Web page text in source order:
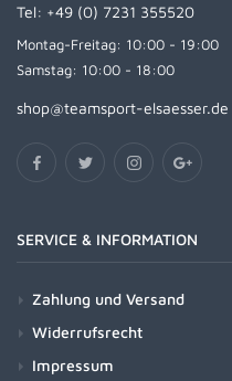
Tel: +49 (0) 7231 355520
Montag-Freitag: 10:00 - 19:00
Samstag: 10:00 - 18:00
shop@teamsport-elsaesser.de
SERVICE & INFORMATION
Zahlung und Versand
Widerrufsrecht
Impressum